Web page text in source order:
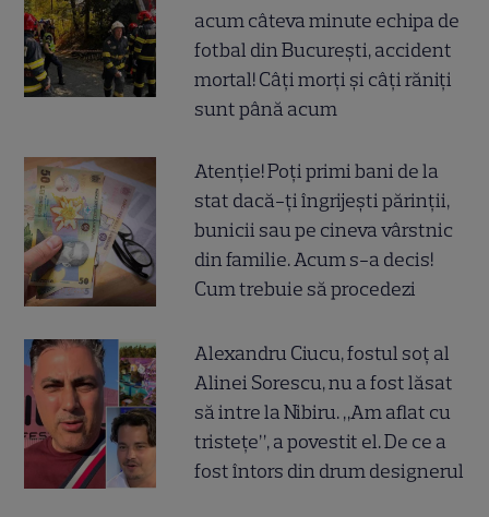
acum câteva minute echipa de
fotbal din București, accident
mortal! Câți morți și câți răniți
sunt până acum
Atenție! Poți primi bani de la
stat dacă-ți îngrijești părinții,
bunicii sau pe cineva vârstnic
din familie. Acum s-a decis!
Cum trebuie să procedezi
Alexandru Ciucu, fostul soț al
Alinei Sorescu, nu a fost lăsat
să intre la Nibiru. „Am aflat cu
tristețe”, a povestit el. De ce a
fost întors din drum designerul